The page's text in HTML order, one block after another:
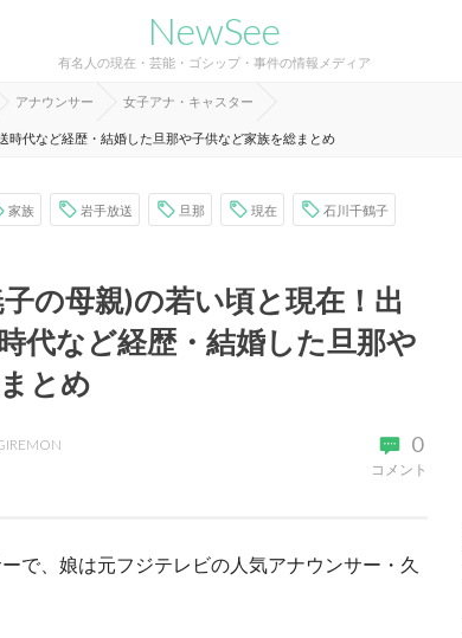
NewSee
有名人の現在・芸能・ゴシップ・事件の情報メディア
アナウンサー 女子アナ・キャスター
代など経歴・結婚した旦那や子供など家族を総まとめ
家族 岩手放送 旦那 現在 石川千鶴子
の母親)の若い頃と現在！出
代など経歴・結婚した旦那や
とめ
0
コメント
で、娘は元フジテレビの人気アナウンサー・久